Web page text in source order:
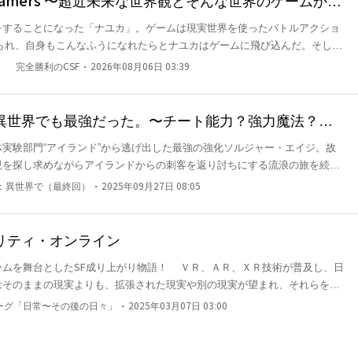
命を起こす〜
ることになった「ナユカ」。ゲームは現実世界を使ったバトルアクショ
、自身もこんなふうになれたらとナユカはゲームに飛び込んだ。そして
していくのだ！ ゲームは常に進化する。力は〔魔力〕
に物語は動き始めていた！ discordサーバーにてスキルデー
タ等様々なコンテンツを掲載中！ https://discord.gg/HrkzYHFYS6
完全勝利のCSF ・ 2026年08月06日 03:39
世界でも最強だった。〜チート能力？強力魔法？当
いう事はない！
験部門“アイランド”から逃げ出した最強の強化ソルジャー・エイジ。故
探し求めながらアイランドからの刺客を返り討ちにする流浪の旅を続け
れたエイジと、相棒の少女型スーパーAI・R.I.L.M（リリム）は目を覚ま
異世界で（最終回） ・ 2025年09月27日 08:05
ティ・オンライン
成り上がり物語！ ＶＲ、ＡＲ、ＸＲ技術が普及し、日
のままの現実よりも、拡張された現実や別の現実が望まれ、それらを提
メガコープ)が世界の実権を握るようになっていた。 そんな世界で多く
グ「日常〜その後の日々」 ・ 2025年03月07日 03:00